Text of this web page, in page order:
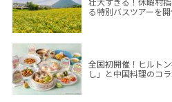
る特別バスツアーを開
全国初開催！ヒルト
し」と中国料理のコ